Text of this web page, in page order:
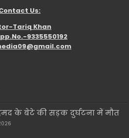
Us:
Tariq Khan
9335550192
के बेटे की सड़क दुर्घटना में मौत